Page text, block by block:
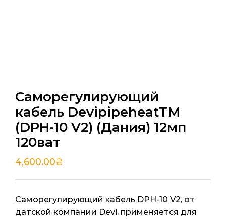
Саморегулирующий
кабель DevipipeheatТМ
(DPH-10 V2) (Дания) 12мп
120ват
4,600.00₴
Саморегулирующий кабель DPH-10 V2, от
датской компании Devi, применяется для